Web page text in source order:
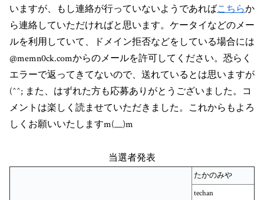
いますが、もし連絡が行っていないようであればこちらか
ら連絡していただければと思います。ケータイなどのメー
ルを利用していて、ドメイン拒否などをしている場合には
@memn0ck.comからのメールを許可してください。恐らく
エラーで返ってきてないので、送れているとは思いますが
(^^; また、はずれた方も応募ありがとうございました。コ
メントは楽しく読ませていただきました。これからもよろ
しくお願いいたしますm(__)m
当選者発表
たかのみや
techan